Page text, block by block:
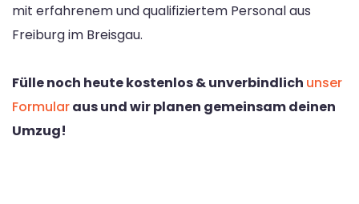
mit erfahrenem und qualifiziertem Personal aus
Freiburg im Breisgau.
Fülle noch heute kostenlos & unverbindlich unser
Formularaus und wir planen gemeinsam deinen
Umzug!